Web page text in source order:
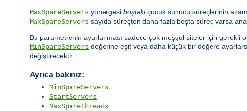
MaxSpareServers yönergesi boştakiçocuk sunucu süreçlerinin
MaxSpareServers sayıda süreçten daha fazla boşta süreç varsa
Bu parametrenin ayarlanması sadece çok meşgul siteler için gerekli
MinSpareServers değerine eşit veya daha küçük bir değere
değiştirecektir.
Ayrıca bakınız:
MinSpareServers
StartServers
MaxSpareThreads